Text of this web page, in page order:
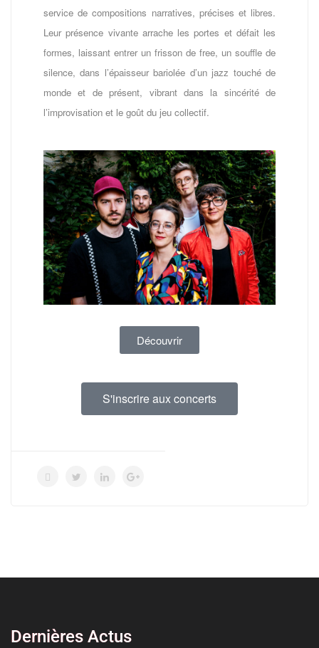
service de compositions narratives, précises et libres.
Leur présence vivante arrache les portes et défait les
formes, laissant entrer un frisson de free, un souffle de
silence, dans l’épaisseur bariolée d’un jazz touché de
monde et de présent, vibrant dans la sincérité de
l’improvisation et le goût du jeu collectif.
Découvrir
S'inscrire aux concerts
Dernières Actus